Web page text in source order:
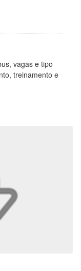
vagas e tipo
treinamento e